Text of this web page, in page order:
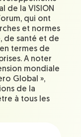
de la VISION
qui ont
et normes
de santé et de
termes de
A noter
mondiale
Global »,
de la
à tous les